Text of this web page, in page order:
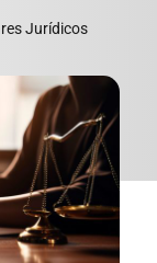
Jurídicos